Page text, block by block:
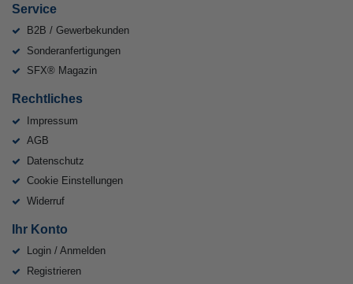
Service
B2B / Gewerbekunden
Sonderanfertigungen
SFX® Magazin
Rechtliches
Impressum
AGB
Datenschutz
Cookie Einstellungen
Widerruf
Ihr Konto
Login / Anmelden
Registrieren